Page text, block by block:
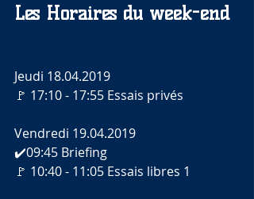
Les Horaires du week-end
Jeudi 18.04.2019
🚩 17:10 - 17:55 Essais privés
Vendredi 19.04.2019
✔️09:45 Briefing
🚩 10:40 - 11:05 Essais libres 1